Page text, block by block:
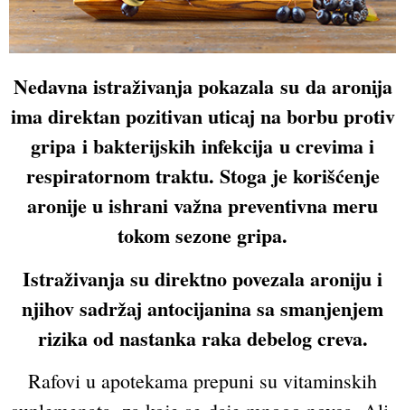
Nedavna istraživanja pokazalasuda aronija
ima direktanpozitivanuticaj naborbu protiv
gripa i bakterijskih infekcija u crevima i
respiratornom traktu. Stoga je korišćenje
aronije u ishrani važna preventivna meru
tokom sezone gripa.
Istraživanja sudirektnopovezala aroniju i
njihov sadržaj antocijanina sa smanjenjem
rizika od nastanka raka debelog creva.
Rafovi u apotekama prepuni su vitaminskih